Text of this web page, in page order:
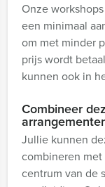
Onze
een minimaal
om met minder
prijs wordt
kunnen ook in
Combineer
Jullie kunnen
combineren
centrum van de